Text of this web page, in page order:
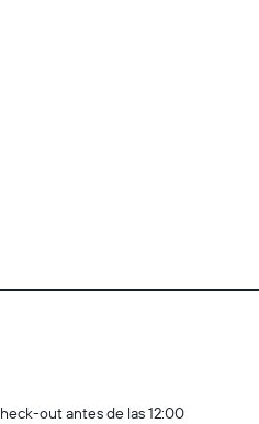
out antes de las 12:00